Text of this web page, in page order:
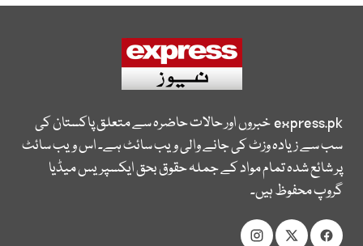
express.pkخبروں اور حالات حاضرہ سے متعلق پاکستان کی
سب سے زیادہ وزٹ کی جانے والی ویب سائٹ ہے۔ اس ویب سائٹ
پر شائع شدہ تمام مواد کے جملہ حقوق بحق ایکسپریس میڈیا
گروپ محفوظ ہیں۔